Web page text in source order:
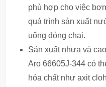
phù hợp cho việc
quá trình sản xuất
uống đóng chai.
Sản xuất nhựa và
Aro 66605J-344 có
hóa chất như axit